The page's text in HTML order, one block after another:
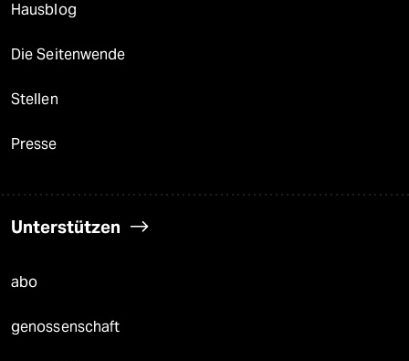
Hausblog
Die Seitenwende
Stellen
Presse
Unterstützen
abo
genossenschaft